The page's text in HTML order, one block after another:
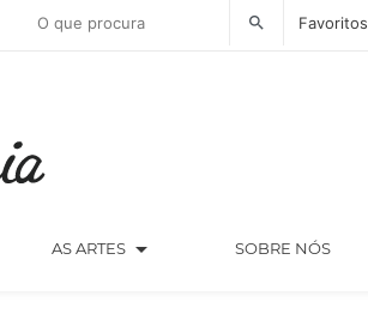
search Favoritos
AS ARTES arrow_drop_down SOBRE NÓS